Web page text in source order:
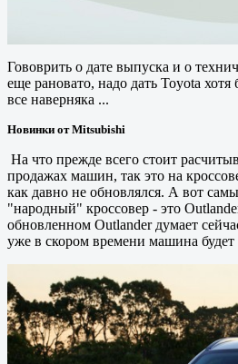
Гововрить о дате выпуска и о
еще рановато, надо дать Toyota
все наверняка ...
Новинки от Mitsubishi
На что прежде всего стоит
продажах машин, так это на
как давно не обновлялся. А вот
"народный" кроссовер - это
обновленном Outlander думает
уже в скором времени машина будет